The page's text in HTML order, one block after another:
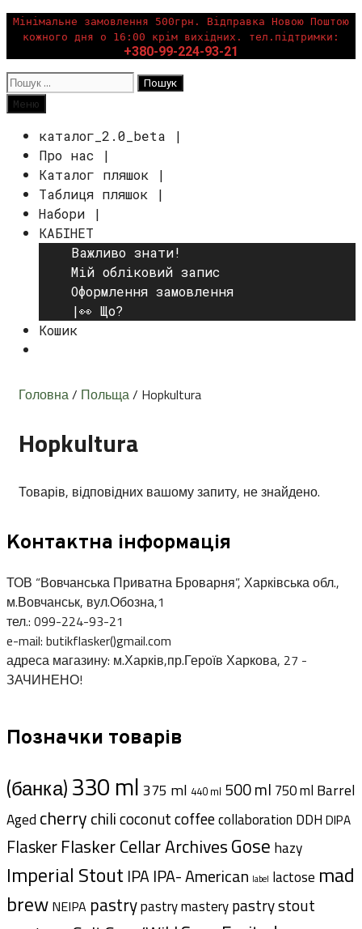
Перейти
вмісту
Мінімальне замовлення 500грн. Відправка Новою Поштою
кожного дня о 16:00 крім вихідних. тел.підтримки:
+380-99-224-93-21
Пошук:
Пошук
Меню
каталог_2.0_beta |
Про нас |
Каталог пляшок |
Таблиця пляшок |
Набори |
КАБІНЕТ
Важливо знати!
Мій обліковий запис
Оформлення замовлення
|👀 Що?
Кошик
Головна/ Польща/ Hopkultura
Hopkultura
Товарів, відповідних вашому запиту, не знайдено.
Контактна інформація
ТОВ “Вовчанська Приватна Броварня”, Харківська обл.,
м.Вовчанськ, вул.Обозна,1
тел.: 099-224-93-21
e-mail: butikflasker()gmail.com
адреса магазину: м.Харків,пр.Героїв Харкова, 27 -
ЗАЧИНЕНО!
Позначки товарів
(банка)330 ml 375 ml 440 ml 500 ml 750 ml Barrel
Aged cherrychilicoconutcoffeecollaboration DDH DIPA
FlaskerFlasker Cellar ArchivesGose hazy
Imperial Stout IPA IPA- American label lactose mad
brew NEIPA pastrypastry masterypastry stout